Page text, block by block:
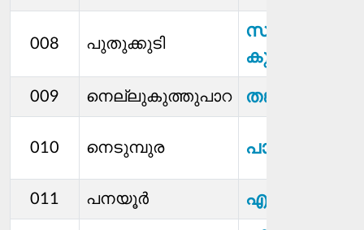
008 പുതുക്കുടി
സന്തോഷ്
കുമാര്‍ എസ്
009 നെല്ലുകുത്തുപാറ തങ്കം. ആർ
010 നെടുമ്പുര പാര്‍വതി പി
011 പനയൂർ എ. രാമന്‍കുട്ടി